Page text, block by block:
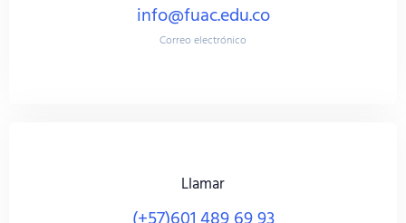
info@fuac.edu.co
Correo electrónico
Llamar